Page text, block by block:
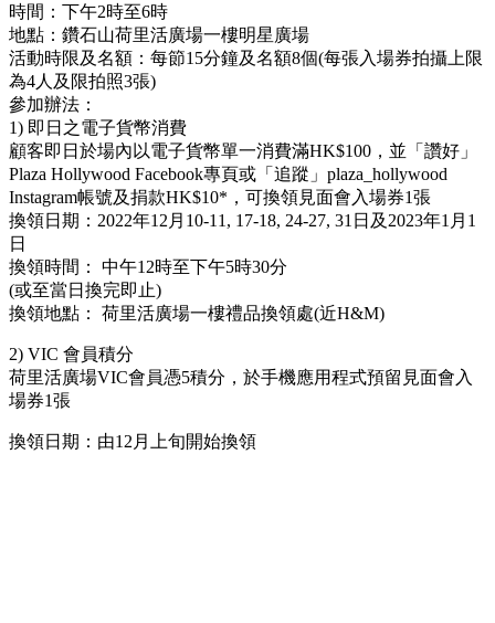
時間：下午2時至6時
地點：鑽石山荷里活廣場一樓明星廣場
活動時限及名額：每節15分鐘及名額8個(每張入場券拍攝上限
為4人及限拍照3張)
參加辦法：
1) 即日之電子貨幣消費
顧客即日於場內以電子貨幣單一消費滿HK$100，並「讚好」
Plaza Hollywood Facebook專頁或「追蹤」plaza_hollywood
Instagram帳號及捐款HK$10*，可換領見面會入場券1張
換領日期：2022年12月10-11, 17-18, 24-27, 31日及2023年1月1
日
換領時間： 中午12時至下午5時30分
(或至當日換完即止)
換領地點： 荷里活廣場一樓禮品換領處(近H&M)
2) VIC 會員積分
荷里活廣場VIC會員憑5積分，於手機應用程式預留見面會入
場券1張
換領日期：由12月上旬開始換領